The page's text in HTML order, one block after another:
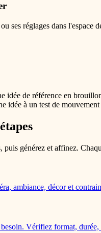
ses réglages dans l'espace
idée de référence en
idée à un test de
générez et affinez.
ambiance, décor et
Vérifiez format,